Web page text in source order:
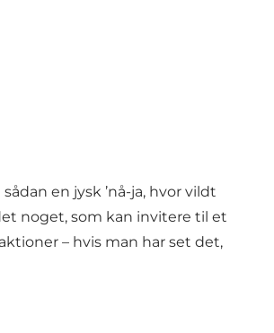
en jysk ’nå-ja, hvor vildt
noget, som kan invitere til et
– hvis man har set det,